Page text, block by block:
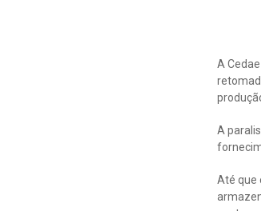
A
A
Até que